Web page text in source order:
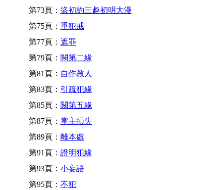
第73頁： 盜初約三趣初明大漫
第75頁： 重犯戒
第77頁： 遮罪
第79頁： 闕第二緣
第81頁： 自作教人
第83頁： 引疏犯緣
第85頁： 闕第五緣
第87頁： 掌主損失
第89頁： 離本處
第91頁： 證明犯緣
第93頁： 小妄語
第95頁： 不犯